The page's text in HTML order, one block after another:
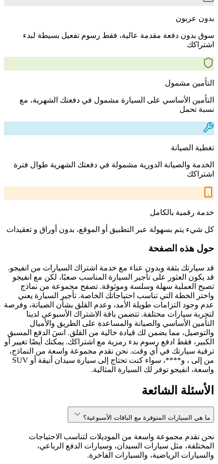
بدون عربون
سوق بدون دفعة مقدمة عالية، فقط رسوم تفعيل بسيطة لبدء
اشتراكك
التأمين مشمول
التأمين الأساسي على السيارة مشمول في دفعتك الشهرية، مع
نسبة تحمل
تغطية الصيانة
الخدمة والصيانة الدورية مشمولة في دفعتك الشهرية طوال فترة
اشتراكك
خدمة رقمية بالكامل
كل شيء يتم بسهولة عبر التطبيق أو الموقع، بدون أوراق و تعقيدات
حول هذه الصفحة
قد سيارتك بثقة وبدون عناء مع خدمة اشتراك السيارات من انفيجو.
قد يكون العثور على تأجير السيارة المناسب صعبًا، لكن مع انفيجو
تصبح العملية سهلة وسلسة وموثوقة. تصفح مجموعة من نماذج
واختر الخطة التي تناسب احتياجاتك الخاصة. تأجير السيارة يعني
عدم وجود التزامات طويلة الأمد، وعدم القلق بشأن الصيانة، وفرصة
لتجربة سيارات مختلفة. تتضمن باقة الاشتراك الأسبوعي لدينا
التأمين الأساسي والصيانة والمساعدة على الطريق والأميال
والتوصيل، مما يضمن لك قيادة خالية من القلق. انسَ الدفع المسبق
الكبير، فقط ادفع رسوم بدء رمزية مع اشتراكك. يمكنك أيضًا تغيير أو
ترقية سيارتك في أي وقت. نحن نقدم مجموعة واسعة من النماذج،
من إلى ، و****، سواء كنت تحتاج إلى سيارة سيدان أنيقة أو SUV
واسعة، انفيجو توفر لك السيارة المثالية.
الأسئلة الشائعة
ما هي السيارات المتوفرة مع الباقات الأسبوعية؟
نحن نقدم مجموعة واسعة من الموديلات لتناسب الاحتياجات
المختلفة، مثل سيارات السيدان، وسيارات الدفع الرباعي،
والسيارات الرياضية، والسيارات الفاخرة.